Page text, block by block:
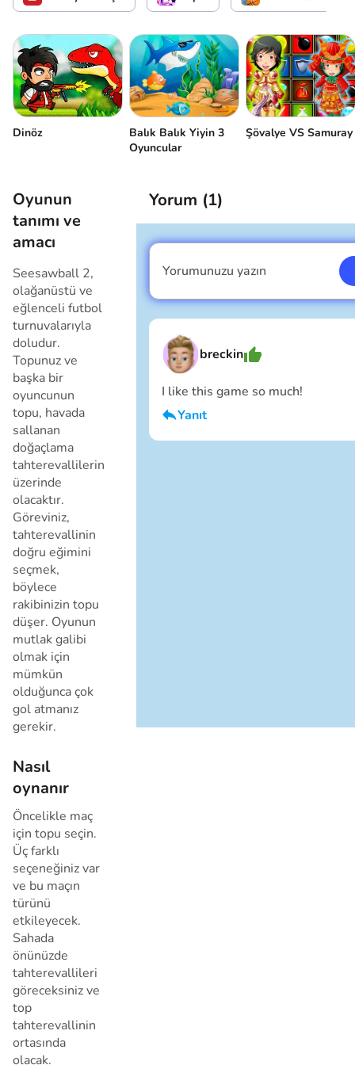
Dinöz
Balık Balık Yiyin 3
Oyuncular
Şövalye VS Samuray
Oyunun
tanımı ve
amacı
Seesawball 2,
olağanüstü ve
eğlenceli futbol
turnuvalarıyla
doludur.
Topunuz ve
başka bir
oyuncunun
topu, havada
sallanan
doğaçlama
tahterevallilerin
üzerinde
olacaktır.
Göreviniz,
tahterevallinin
doğru eğimini
seçmek,
böylece
rakibinizin topu
düşer. Oyunun
mutlak galibi
olmak için
mümkün
olduğunca çok
gol atmanız
gerekir.
Nasıl
oynanır
Öncelikle maç
için topu seçin.
Üç farklı
seçeneğiniz var
ve bu maçın
türünü
etkileyecek.
Sahada
önünüzde
tahterevallileri
göreceksiniz ve
top
tahterevallinin
ortasında
olacak.
Yorum (1)
breckin
I like this game so much!
Yanıt
Ben erkeğim
Yorumunuzu yazın
Ben erkeğim